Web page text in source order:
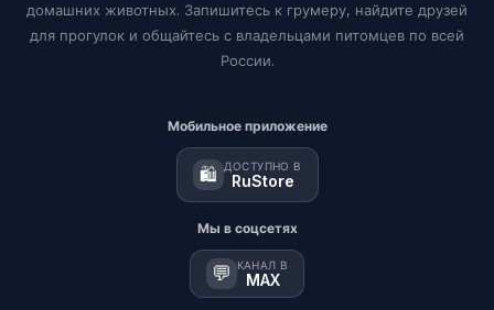
домашних животных. Запишитесь к грумеру, найдите друзей
для прогулок и общайтесь с владельцами питомцев по всей
России.
Мобильное приложение
🛍️ ДОСТУПНО В
RuStore
Мы в соцсетях
💬 КАНАЛ В
MAX